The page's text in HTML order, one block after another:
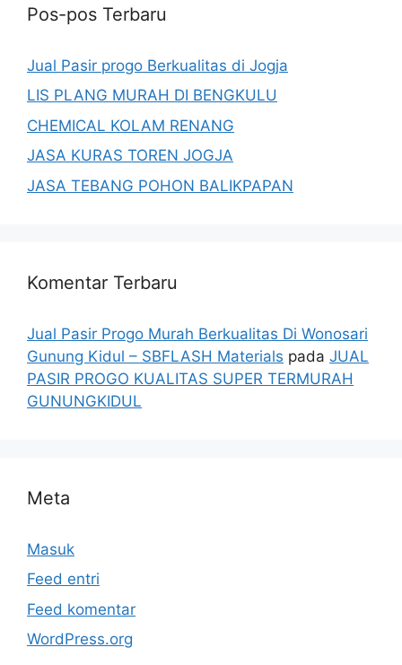
Pos-pos Terbaru
Jual Pasir progo Berkualitas di Jogja
LIS PLANG MURAH DI BENGKULU
CHEMICAL KOLAM RENANG
JASA KURAS TOREN JOGJA
JASA TEBANG POHON BALIKPAPAN
Komentar Terbaru
Jual Pasir Progo Murah Berkualitas Di Wonosari
Gunung Kidul – SBFLASH Materials pada JUAL
PASIR PROGO KUALITAS SUPER TERMURAH
GUNUNGKIDUL
Meta
Masuk
Feed entri
Feed komentar
WordPress.org